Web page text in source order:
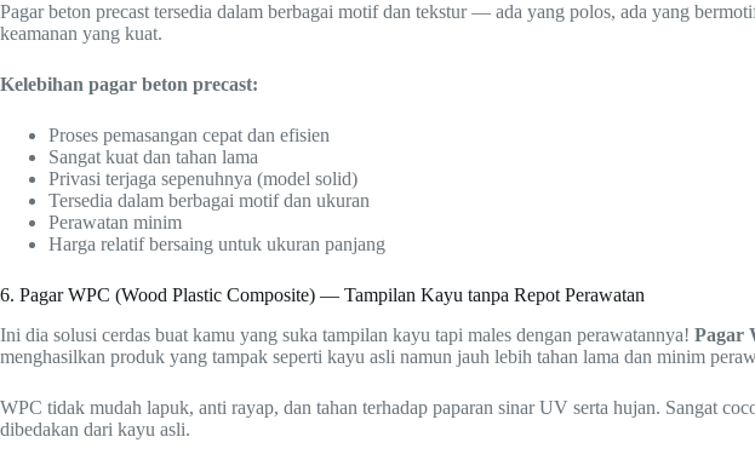
Pagar beton precast tersedia dalam berbagai motif dan tekstur — ada yang polos, ada yang
keamanan yang kuat.
Kelebihan pagar beton precast:
Proses pemasangan cepat dan efisien
Sangat kuat dan tahan lama
Privasi terjaga sepenuhnya (model solid)
Tersedia dalam berbagai motif dan ukuran
Perawatan minim
Harga relatif bersaing untuk ukuran panjang
6. Pagar WPC (Wood Plastic Composite) — Tampilan Kayu tanpa Repot Perawatan
Ini dia solusi cerdas buat kamu yang suka tampilan kayu tapi males dengan perawatannya! Pagar
menghasilkan produk yang tampak seperti kayu asli namun jauh lebih tahan lama dan minim
WPC tidak mudah lapuk, anti rayap, dan tahan terhadap paparan sinar UV serta hujan. Sangat
dibedakan dari kayu asli.